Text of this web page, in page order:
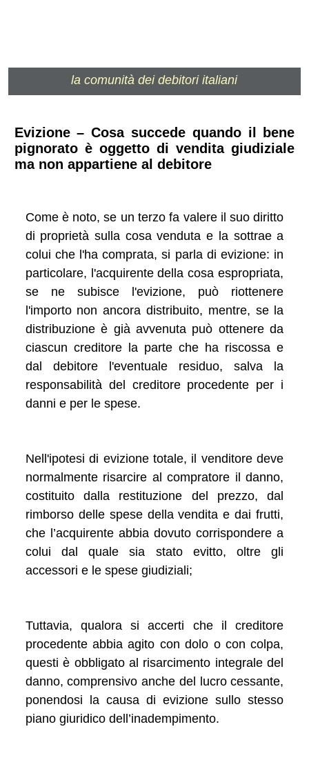
la comunità dei debitori italiani
Evizione – Cosa succede quando il bene
pignorato è oggetto di vendita giudiziale
ma non appartiene al debitore
Come è noto, se un terzo fa valere il suo diritto
di proprietà sulla cosa venduta e la sottrae a
colui che l'ha comprata, si parla di evizione: in
particolare, l'acquirente della cosa espropriata,
se ne subisce l'evizione, può riottenere
l'importo non ancora distribuito, mentre, se la
distribuzione è già avvenuta può ottenere da
ciascun creditore la parte che ha riscossa e
dal debitore l'eventuale residuo, salva la
responsabilità del creditore procedente per i
danni e per le spese.
Nell'ipotesi di evizione totale, il venditore deve
normalmente risarcire al compratore il danno,
costituito dalla restituzione del prezzo, dal
rimborso delle spese della vendita e dai frutti,
che l’acquirente abbia dovuto corrispondere a
colui dal quale sia stato evitto, oltre gli
accessori e le spese giudiziali;
Tuttavia, qualora si accerti che il creditore
procedente abbia agito con dolo o con colpa,
questi è obbligato al risarcimento integrale del
danno, comprensivo anche del lucro cessante,
ponendosi la causa di evizione sullo stesso
piano giuridico dell’inadempimento.